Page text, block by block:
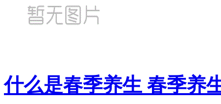
什么是春季养生 春季养